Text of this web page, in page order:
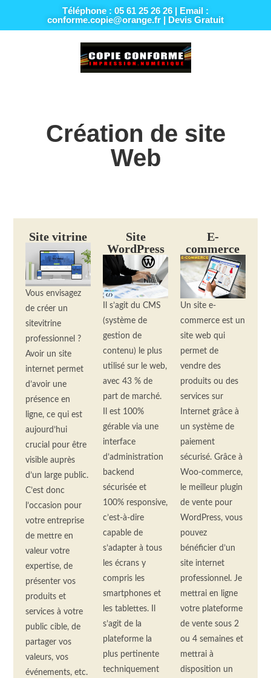
Téléphone : 05 61 25 26 26 | Email :
conforme.copie@orange.fr | Devis Gratuit
Création de site
Web
Site vitrine
Vous envisagez
de créer un
sitevitrine
professionnel ?
Avoir un site
internet permet
d’avoir une
présence en
ligne, ce qui est
aujourd’hui
crucial pour être
visible auprès
d’un large public.
C’est donc
l’occasion pour
votre entreprise
de mettre en
valeur votre
expertise, de
présenter vos
produits et
services à votre
public cible, de
partager vos
valeurs, vos
événements, etc.
Site
WordPress
Il s’agit du CMS
(système de
gestion de
contenu) le plus
utilisé sur le web,
avec 43 % de
part de marché.
Il est 100%
gérable via une
interface
d’administration
backend
sécurisée et
100% responsive,
c’est-à-dire
capable de
s’adapter à tous
les écrans y
compris les
smartphones et
les tablettes. Il
s’agit de la
plateforme la
plus pertinente
techniquement
E-
commerce
Un site e-
commerce est un
site web qui
permet de
vendre des
produits ou des
services sur
Internet grâce à
un système de
paiement
sécurisé. Grâce à
Woo-commerce,
le meilleur plugin
de vente pour
WordPress, vous
pouvez
bénéficier d’un
site internet
professionnel. Je
mettrai en ligne
votre plateforme
de vente sous 2
ou 4 semaines et
mettrai à
disposition un